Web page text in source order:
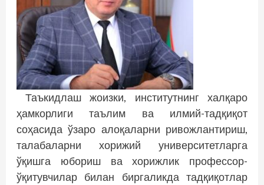
Таъкидлаш жоизки, институтнинг халқаро
ҳамкорлиги таълим ва илмий-тадқиқот
соҳасида ўзаро алоқаларни ривожлантириш,
талабаларни хорижий университетларга
ўқишга юбориш ва хорижлик профессор-
ўқитувчилар билан биргаликда тадқиқотлар